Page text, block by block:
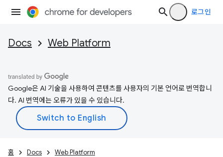
로그인
Docs Web Platform
Google은 AI 기술을 사용하여 콘텐츠를 사용자의 기본 언어로 번역합니
다. AI 번역에는 오류가 있을 수 있습니다.
홈 Docs Web Platform